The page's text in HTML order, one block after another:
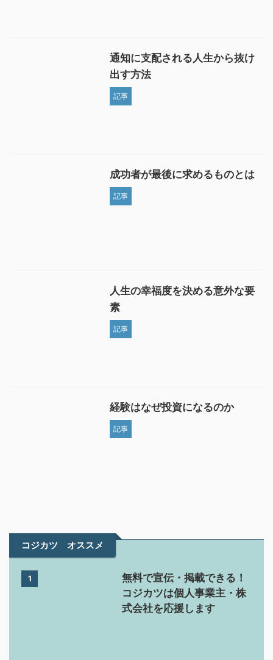
通知に支配される人生から抜け
出す方法
記事
成功者が最後に求めるものとは
記事
人生の幸福度を決める意外な要
素
記事
経験はなぜ投資になるのか
記事
コジカツ オススメ
1
無料で宣伝・掲載できる！
コジカツは個人事業主・株
式会社を応援します